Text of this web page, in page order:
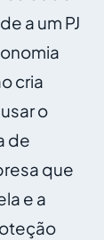
a um PJ
cria
o
de
que
e a